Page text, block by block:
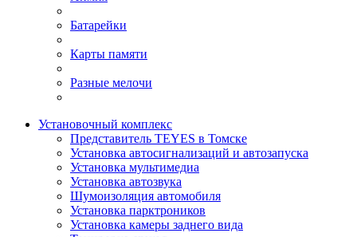
Батарейки
Карты памяти
Разные мелочи
Установочный комплекс
Представитель TEYES в Томске
Установка автосигнализаций и автозапуска
Установка мультимедиа
Установка автозвука
Шумоизоляция автомобиля
Установка парктроников
Установка камеры заднего вида